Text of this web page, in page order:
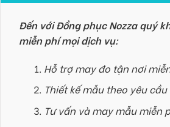
Đến với Đồng phục Nozza quý
miễn phí mọi dịch vụ:
Hỗ trợ may đo tận nơi
Thiết kế mẫu theo yêu
Tư vấn và may mẫu miễn